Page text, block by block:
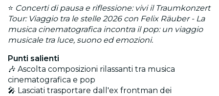
⭐ Concerti di pausa e riflessione: vivi il Traumkonzert
Tour: Viaggio tra le stelle 2026 con Felix Räuber - La
musica cinematografica incontra il pop: un viaggio
musicale tra luce, suono ed emozioni.
Punti salienti
🎶 Ascolta composizioni rilassanti tra musica
cinematografica e pop
🎤 Lasciati trasportare dall'ex frontman dei